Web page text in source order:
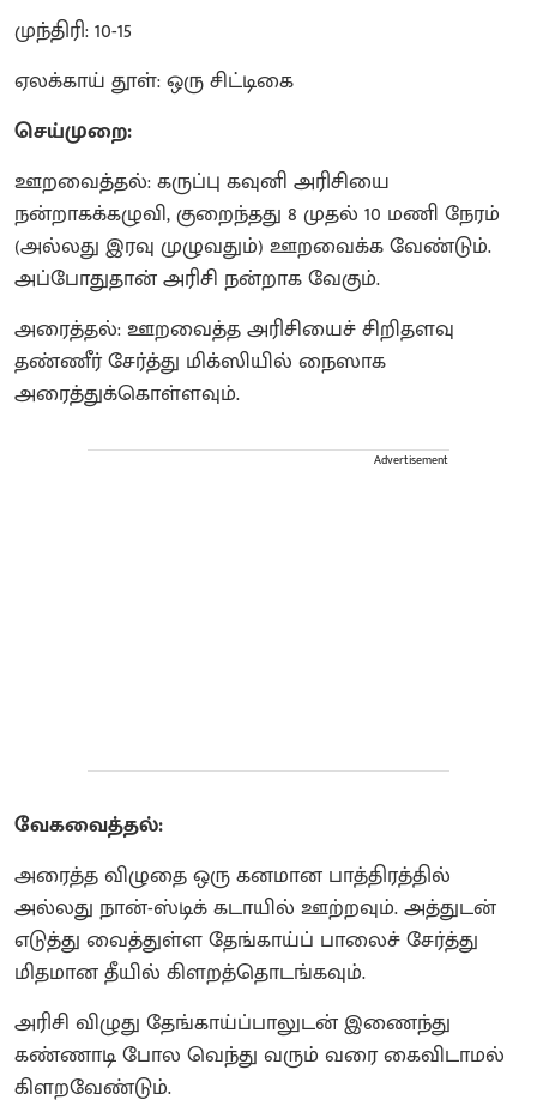
முந்திரி: 10-15
ஏலக்காய் தூள்: ஒரு சிட்டிகை
செய்முறை:
ஊறவைத்தல்: கருப்பு கவுனி அரிசியை
நன்றாகக்கழுவி, குறைந்தது 8 முதல் 10 மணி நேரம்
(அல்லது இரவு முழுவதும்) ஊறவைக்க வேண்டும்.
அப்போதுதான் அரிசி நன்றாக வேகும்.
அரைத்தல்: ஊறவைத்த அரிசியைச் சிறிதளவு
தண்ணீர் சேர்த்து மிக்ஸியில் நைஸாக
அரைத்துக்கொள்ளவும்.
Advertisement
வேகவைத்தல்:
அரைத்த விழுதை ஒரு கனமான பாத்திரத்தில்
அல்லது நான்-ஸ்டிக் கடாயில் ஊற்றவும். அத்துடன்
எடுத்து வைத்துள்ள தேங்காய்ப் பாலைச் சேர்த்து
மிதமான தீயில் கிளறத்தொடங்கவும்.
அரிசி விழுது தேங்காய்ப்பாலுடன் இணைந்து
கண்ணாடி போல வெந்து வரும் வரை கைவிடாமல்
கிளறவேண்டும்.